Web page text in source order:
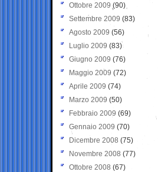
Ottobre 2009 (90)
Settembre 2009 (83)
Agosto 2009 (56)
Luglio 2009 (83)
Giugno 2009 (76)
Maggio 2009 (72)
Aprile 2009 (74)
Marzo 2009 (50)
Febbraio 2009 (69)
Gennaio 2009 (70)
Dicembre 2008 (75)
Novembre 2008 (77)
Ottobre 2008 (67)